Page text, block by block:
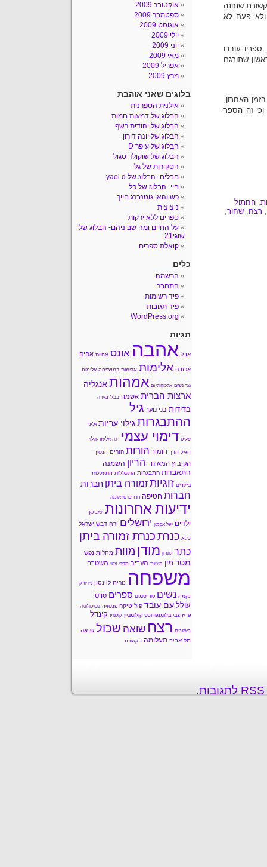
לומר שזהו ספורה של התקשורת במאה ה-20- תקשורת שנזונה
ולא פעם לא
עובדו
הראשון שתורגם
האחרון,
זה הספר
, החתול
, רצח,שחור,
אוקטובר 2009
ספטמבר 2009
אוגוסט 2009
יולי 2009
יוני 2009
מאי 2009
אפריל 2009
מרץ 2009
בלוגים שאני אוהבת
אילנית הספרנית
הבלוג של דמעות חמות
הבלוג של יהודית רשף
הבלוג של יונה דורון
הבלוג של עופר D
הבלוג של שוקולד סגול
הסקירות של גלי
חבלים- הבלוג של yael d.
חיי- הבלוג של פל
כשיוהאן גוטנברג חייך
ניצוצות
ספרים ללא ירקות
על החיים ומה שביניהם- הבלוג של
שוגי21
קואלת ספרים
כלים
הרשמה
התחבר
פיד רשומות
פיד תגובות
WordPress.org
תגיות
אבל אהבה אונס אחיות אחים
אכזבה אלימות אלימות במשפחה אלימות
נגד נשים אלכוהוליזם אמהותאנגליה
ארצות הברית אשמה בבל בגידה
בדידות בני נוער גיל
ההתבגרות גילוי עריות גלעד
שליט דימוי עצמי דנה אלעזר-הלוי
הגיל הרך הומור הורות הורים הנסיך
הקיבוץ המאוחד הריון השמנה
התאבדות התבגרות התעללות התעללות
בילדים זוגיותזמורה ביתן חברוּת
חברות חטיפה חרדים טראומה
ידיעות אחרונות יואב כץ
ילדים יעל אכמון ירושלים ירח דבש ישראל
כלא כנרת כנרת זמורה ביתן
כתר לונדון מודן מוות מחלות נפש
מטר מין מיניות מעריב מפרי עטי משטרה
משפחה נורית לוינסון ניו יורק
נקמה נשים סוד סמים ספרים סרטן
עולל עם עובד פוליטיקה פנטזיה פסיכולוגיה
פריז צבי בלומנפרוכט קולומביין קולנוע קינדל
רימונים רצח שואה שכול שנאה
תל אביב תעלומה תקשורת
.